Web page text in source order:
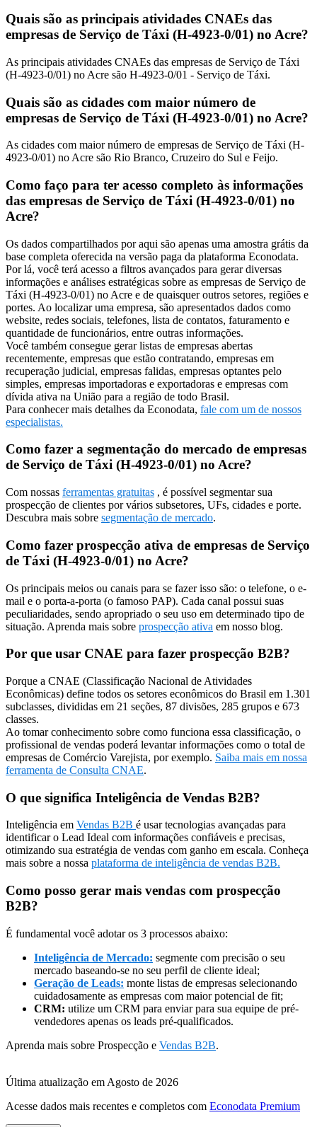
Quais são as principais atividades CNAEs das
empresas de Serviço de Táxi (H-4923-0/01) no Acre?
As principais atividades CNAEs das empresas de Serviço de Táxi
(H-4923-0/01) no Acre são H-4923-0/01 - Serviço de Táxi.
Quais são as cidades com maior número de
empresas de Serviço de Táxi (H-4923-0/01) no Acre?
As cidades com maior número de empresas de Serviço de Táxi (H-
4923-0/01) no Acre são Rio Branco, Cruzeiro do Sul e Feijo.
Como faço para ter acesso completo às informações
das empresas de Serviço de Táxi (H-4923-0/01) no
Acre?
Os dados compartilhados por aqui são apenas uma amostra grátis da
base completa oferecida na versão paga da plataforma Econodata.
Por lá, você terá acesso a filtros avançados para gerar diversas
informações e análises estratégicas sobre as empresas de Serviço de
Táxi (H-4923-0/01) no Acre e de quaisquer outros setores, regiões e
portes. Ao localizar uma empresa, são apresentados dados como
website, redes sociais, telefones, lista de contatos, faturamento e
quantidade de funcionários, entre outras informações.
Você também consegue gerar listas de empresas abertas
recentemente, empresas que estão contratando, empresas em
recuperação judicial, empresas falidas, empresas optantes pelo
simples, empresas importadoras e exportadoras e empresas com
dívida ativa na União para a região de todo Brasil.
Para conhecer mais detalhes da Econodata, fale com um de nossos
especialistas.
Como fazer a segmentação do mercado de empresas
de Serviço de Táxi (H-4923-0/01) no Acre?
Com nossas ferramentas gratuitas , é possível segmentar sua
prospecção de clientes por vários subsetores, UFs, cidades e porte.
Descubra mais sobre segmentação de mercado.
Como fazer prospecção ativa de empresas de Serviço
de Táxi (H-4923-0/01) no Acre?
Os principais meios ou canais para se fazer isso são: o telefone, o e-
mail e o porta-a-porta (o famoso PAP). Cada canal possui suas
peculiaridades, sendo apropriado o seu uso em determinado tipo de
situação. Aprenda mais sobre prospecção ativa em nosso blog.
Por que usar CNAE para fazer prospecção B2B?
Porque a CNAE (Classificação Nacional de Atividades
Econômicas) define todos os setores econômicos do Brasil em 1.301
subclasses, divididas em 21 seções, 87 divisões, 285 grupos e 673
classes.
Ao tomar conhecimento sobre como funciona essa classificação, o
profissional de vendas poderá levantar informações como o total de
empresas de Comércio Varejista, por exemplo. Saiba mais em nossa
ferramenta de Consulta CNAE.
O que significa Inteligência de Vendas B2B?
Inteligência em Vendas B2B é usar tecnologias avançadas para
identificar o Lead Ideal com informações confiáveis e precisas,
otimizando sua estratégia de vendas com ganho em escala. Conheça
mais sobre a nossa plataforma de inteligência de vendas B2B.
Como posso gerar mais vendas com prospecção
B2B?
É fundamental você adotar os 3 processos abaixo:
Inteligência de Mercado: segmente com precisão o seu
mercado baseando-se no seu perfil de cliente ideal;
Geração de Leads: monte listas de empresas selecionando
cuidadosamente as empresas com maior potencial de fit;
CRM: utilize um CRM para enviar para sua equipe de pré-
vendedores apenas os leads pré-qualificados.
Aprenda mais sobre Prospecção e Vendas B2B.
Última atualização em Agosto de 2026
Acesse dados mais recentes e completos com Econodata Premium